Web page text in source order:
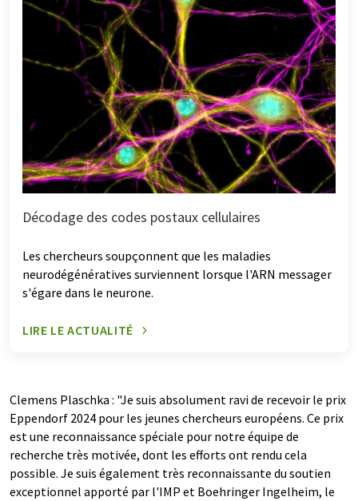
Décodage des codes postaux cellulaires
Les chercheurs soupçonnent que les maladies
neurodégénératives surviennent lorsque l'ARN messager
s'égare dans le neurone.
LIRE LE ACTUALITÉ
Clemens Plaschka : "Je suis absolument ravi de recevoir le prix
Eppendorf 2024 pour les jeunes chercheurs européens. Ce prix
est une reconnaissance spéciale pour notre équipe de
recherche très motivée, dont les efforts ont rendu cela
possible. Je suis également très reconnaissante du soutien
exceptionnel apporté par l'IMP et Boehringer Ingelheim, le